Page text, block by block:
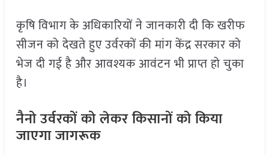
कृषि विभाग के अधिकारियों ने जानकारी दी कि खरीफ
सीजन को देखते हुए उर्वरकों की मांग केंद्र सरकार को
भेज दी गई है और आवश्यक आवंटन भी प्राप्त हो चुका
है।
नैनो उर्वरकों को लेकर किसानों को किया
जाएगा जागरूक